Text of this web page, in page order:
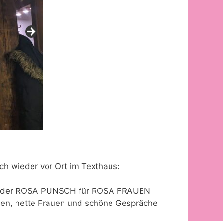
wieder vor Ort im Texthaus:
ROSA PUNSCH für ROSA FRAUEN
nette Frauen und schöne Gespräche